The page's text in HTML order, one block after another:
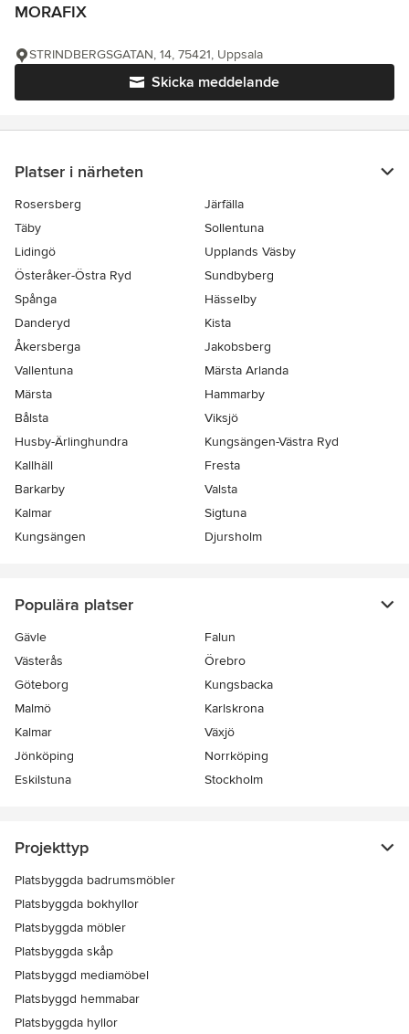
MORAFIX
Skicka meddelande
STRINDBERGSGATAN, 14, 75421, Uppsala
Platser i närheten
Rosersberg
Järfälla
Täby
Sollentuna
Lidingö
Upplands Väsby
Österåker-Östra Ryd
Sundbyberg
Spånga
Hässelby
Danderyd
Kista
Åkersberga
Jakobsberg
Vallentuna
Märsta Arlanda
Märsta
Hammarby
Bålsta
Viksjö
Husby-Ärlinghundra
Kungsängen-Västra Ryd
Kallhäll
Fresta
Barkarby
Valsta
Kalmar
Sigtuna
Kungsängen
Djursholm
Populära platser
Gävle
Falun
Västerås
Örebro
Göteborg
Kungsbacka
Malmö
Karlskrona
Kalmar
Växjö
Jönköping
Norrköping
Eskilstuna
Stockholm
Projekttyp
Platsbyggda badrumsmöbler
Platsbyggda bokhyllor
Platsbyggda möbler
Platsbyggda skåp
Platsbyggd mediamöbel
Platsbyggd hemmabar
Platsbyggda hyllor